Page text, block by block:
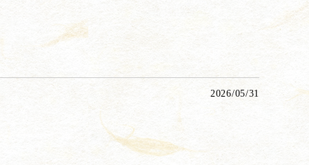
2026/05/31